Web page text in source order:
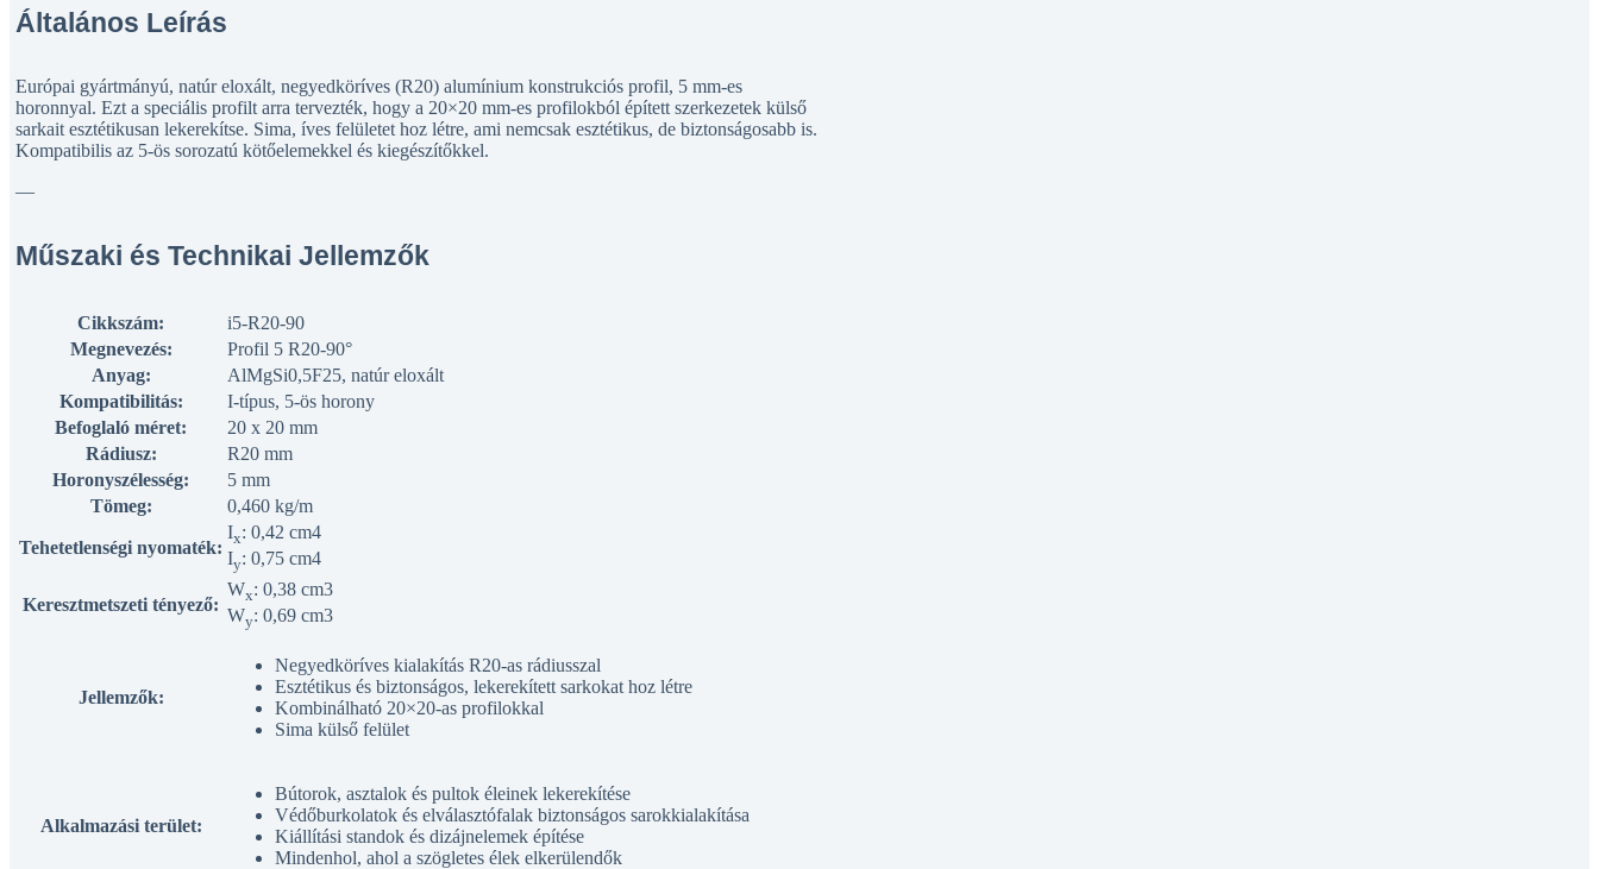
Általános Leírás
Európai gyártmányú, natúr eloxált, negyedköríves (R20) alumínium konstrukciós profil, 5 mm-es
horonnyal. Ezt a speciális profilt arra tervezték, hogy a 20×20 mm-es profilokból épített szerkezetek külső
sarkait esztétikusan lekerekítse. Sima, íves felületet hoz létre, ami nemcsak esztétikus, de biztonságosabb is.
Kompatibilis az 5-ös sorozatú kötőelemekkel és kiegészítőkkel.
—
Műszaki és Technikai Jellemzők
Cikkszám:
i5-R20-90
Megnevezés:
Profil 5 R20-90°
Anyag:
AlMgSi0,5F25, natúr eloxált
Kompatibilitás:
I-típus, 5-ös horony
Befoglaló méret:
20 x 20 mm
Rádiusz:
R20 mm
Horonyszélesség:
5 mm
Tömeg:
0,460 kg/m
Tehetetlenségi nyomaték:
Ix: 0,42 cm4
Iy: 0,75 cm4
Keresztmetszeti tényező:
Wx: 0,38 cm3
Wy: 0,69 cm3
Jellemzők:
Negyedköríves kialakítás R20-as rádiusszal
Esztétikus és biztonságos, lekerekített sarkokat hoz létre
Kombinálható 20×20-as profilokkal
Sima külső felület
Alkalmazási terület:
Bútorok, asztalok és pultok éleinek lekerekítése
Védőburkolatok és elválasztófalak biztonságos sarokkialakítása
Kiállítási standok és dizájnelemek építése
Mindenhol, ahol a szögletes élek elkerülendők